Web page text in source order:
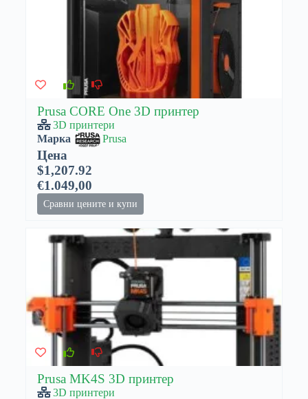
Prusa CORE One 3D принтер
3D принтери
Марка
Prusa
Цена
$1,207.92
€1.049,00
Сравни цените и купи
Prusa MK4S 3D принтер
3D принтери